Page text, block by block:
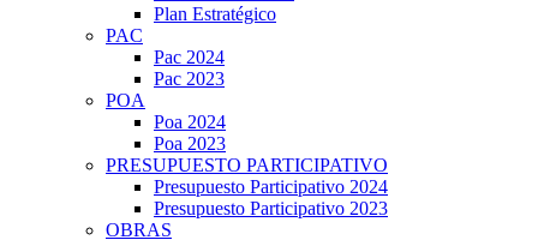
Plan Estratégico
PAC
Pac 2024
Pac 2023
POA
Poa 2024
Poa 2023
PRESUPUESTO PARTICIPATIVO
Presupuesto Participativo 2024
Presupuesto Participativo 2023
OBRAS